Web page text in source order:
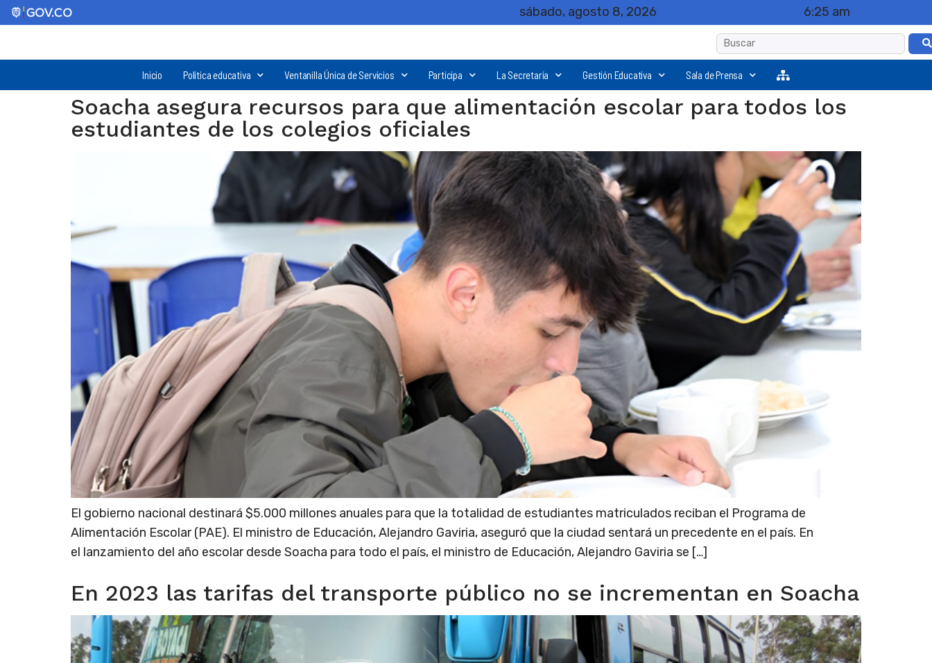
sábado, agosto 8, 2026 6:25 am
Inicio Política educativa Ventanilla Única de Servicios Participa La Secretaría Gestión Educativa Sala de Prensa
Soacha asegura recursos para que alimentación escolar para todos los
estudiantes de los colegios oficiales
El gobierno nacional destinará $5.000 millones anuales para que la totalidad de estudiantes matriculados reciban el Programa de
Alimentación Escolar (PAE). El ministro de Educación, Alejandro Gaviria, aseguró que la ciudad sentará un precedente en el país. En
el lanzamiento del año escolar desde Soacha para todo el país, el ministro de Educación, Alejandro Gaviria se […]
En 2023 las tarifas del transporte público no se incrementan en Soacha